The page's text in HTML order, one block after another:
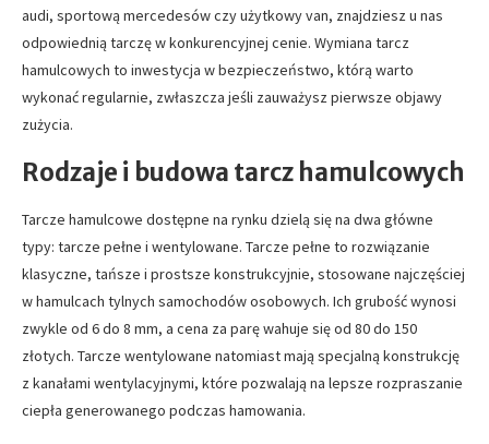
audi, sportową mercedesów czy użytkowy van, znajdziesz u nas
odpowiednią tarczę w konkurencyjnej cenie. Wymiana tarcz
hamulcowych to inwestycja w bezpieczeństwo, którą warto
wykonać regularnie, zwłaszcza jeśli zauważysz pierwsze objawy
zużycia.
Rodzaje i budowa tarcz hamulcowych
Tarcze hamulcowe dostępne na rynku dzielą się na dwa główne
typy: tarcze pełne i wentylowane. Tarcze pełne to rozwiązanie
klasyczne, tańsze i prostsze konstrukcyjnie, stosowane najczęściej
w hamulcach tylnych samochodów osobowych. Ich grubość wynosi
zwykle od 6 do 8 mm, a cena za parę wahuje się od 80 do 150
złotych. Tarcze wentylowane natomiast mają specjalną konstrukcję
z kanałami wentylacyjnymi, które pozwalają na lepsze rozpraszanie
ciepła generowanego podczas hamowania.